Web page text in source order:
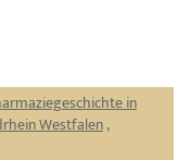
in
Westfalen,